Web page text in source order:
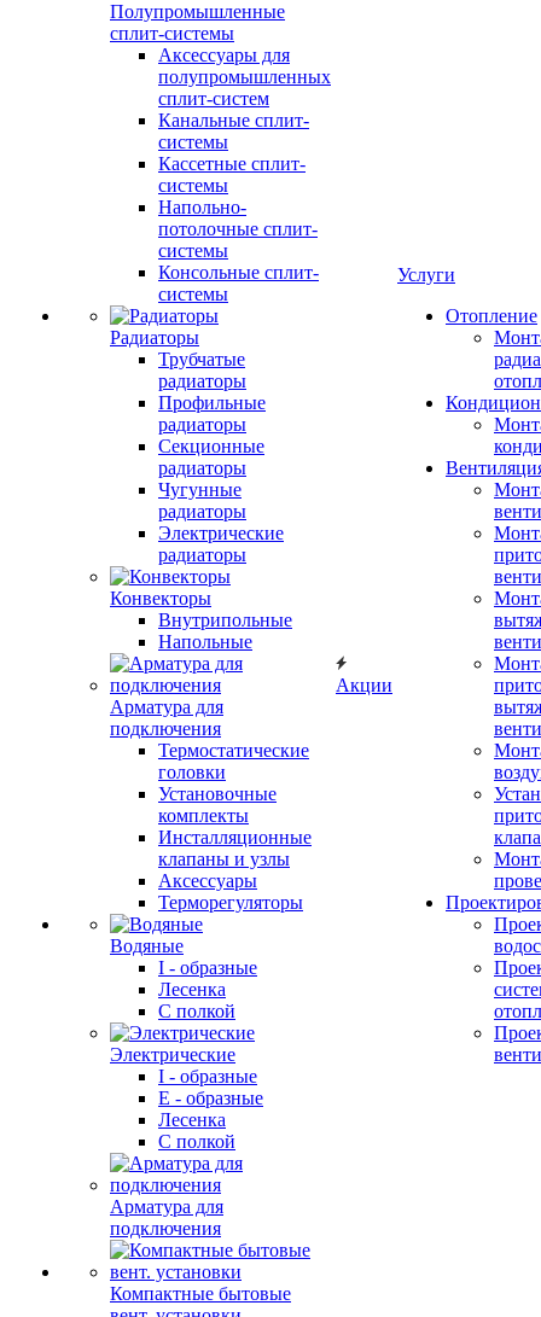
Полупромышленные
сплит-системы
Аксессуары для
полупромышленных
сплит-систем
Канальные сплит-
системы
Кассетные сплит-
системы
Напольно-
потолочные сплит-
системы
Консольные сплит-
системы
Радиаторы
Трубчатые
радиаторы
Профильные
радиаторы
Секционные
радиаторы
Чугунные
радиаторы
Электрические
радиаторы
Конвекторы
Внутрипольные
Напольные
Арматура для
подключения
Термостатические
головки
Установочные
комплекты
Инсталляционные
клапаны и узлы
Аксессуары
Терморегуляторы
Водяные
I - образные
Лесенка
С полкой
Электрические
I - образные
E - образные
Лесенка
С полкой
Арматура для
подключения
Компактные бытовые
Акции
Услуги
Отопление